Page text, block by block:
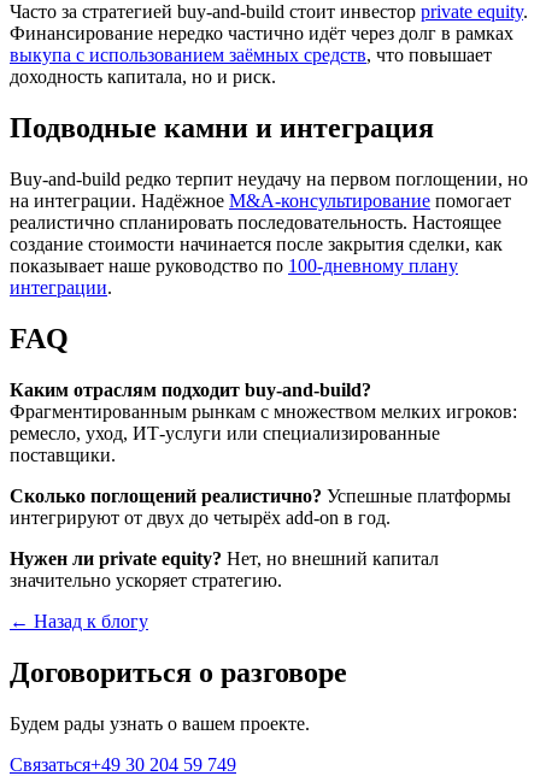
Часто за стратегией buy-and-build стоит инвестор private equity.
Финансирование нередко частично идёт через долг в рамках
выкупа с использованием заёмных средств, что повышает
доходность капитала, но и риск.
Подводные камни и интеграция
Buy-and-build редко терпит неудачу на первом поглощении, но
на интеграции. Надёжное M&A-консультирование помогает
реалистично спланировать последовательность. Настоящее
создание стоимости начинается после закрытия сделки, как
показывает наше руководство по 100-дневному плану
интеграции.
FAQ
Каким отраслям подходит buy-and-build?
Фрагментированным рынкам с множеством мелких игроков:
ремесло, уход, ИТ-услуги или специализированные
поставщики.
Сколько поглощений реалистично? Успешные платформы
интегрируют от двух до четырёх add-on в год.
Нужен ли private equity? Нет, но внешний капитал
значительно ускоряет стратегию.
← Назад к блогу
Договориться о разговоре
Будем рады узнать о вашем проекте.
Связаться+49 30 204 59 749